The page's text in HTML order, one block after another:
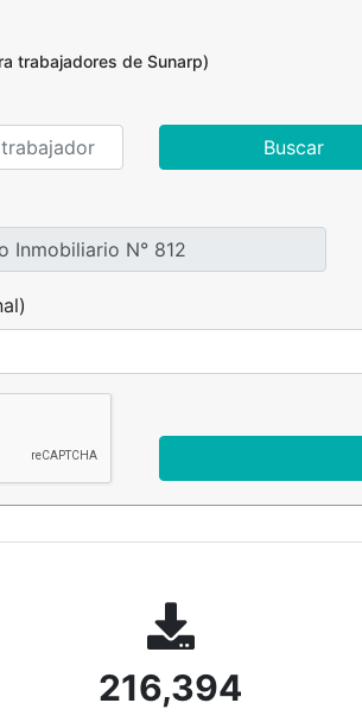
trabajadores de Sunarp)
Buscar
216,394